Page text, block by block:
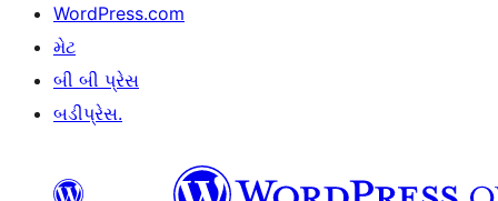
WordPress.com
મેટ
બી બી પ્રેસ
બડીપ્રેસ.